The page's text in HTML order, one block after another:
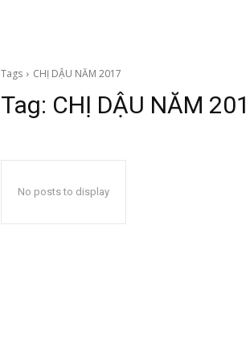
Tags CHỊ DẬU NĂM 2017
Tag: CHỊ DẬU NĂM
No posts to display